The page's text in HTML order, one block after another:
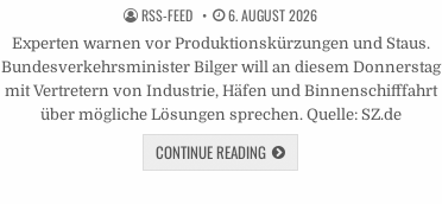
RSS-FEED 6. AUGUST 2026
Experten warnen vor Produktionskürzungen und Staus.
Bundesverkehrsminister Bilger will an diesem Donnerstag
mit Vertretern von Industrie, Häfen und Binnenschifffahrt
über mögliche Lösungen sprechen. Quelle: SZ.de
CONTINUE READING